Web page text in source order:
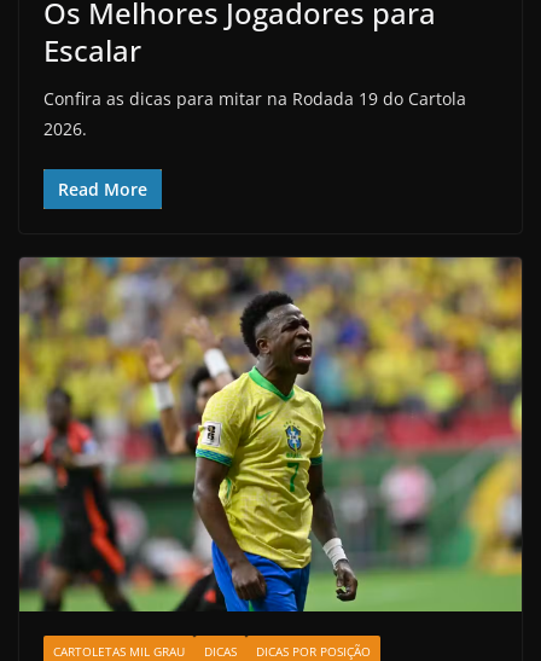
Os Melhores Jogadores para
Escalar
Confira as dicas para mitar na Rodada 19 do Cartola
2026.
Read More
CARTOLETAS MIL GRAU DICAS
DICAS POR POSIÇÃO